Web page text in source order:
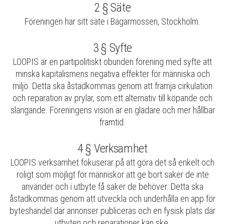
2 § Säte
Föreningen har sitt säte i Bagarmossen, Stockholm.
3 § Syfte
LOOPIS är en partipolitiskt obunden förening med syfte att
minska kapitalismens negativa effekter för människa och
miljö. Detta ska åstadkommas genom att främja cirkulation
och reparation av prylar, som ett alternativ till köpande och
slängande. Föreningens vision är en gladare och mer hållbar
framtid.
4 § Verksamhet
LOOPIS verksamhet fokuserar på att göra det så enkelt och
roligt som möjligt för människor att ge bort saker de inte
använder och i utbyte få saker de behöver. Detta ska
åstadkommas genom att utveckla och underhålla en app för
byteshandel där annonser publiceras och en fysisk plats där